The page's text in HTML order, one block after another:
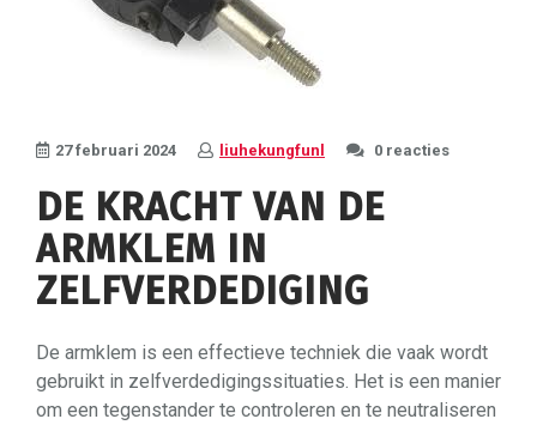
27 februari 2024 liuhekungfunl 0 reacties
DE KRACHT VAN DE
ARMKLEM IN
ZELFVERDEDIGING
De armklem is een effectieve techniek die vaak wordt
gebruikt in zelfverdedigingssituaties. Het is een manier
om een tegenstander te controleren en te neutraliseren